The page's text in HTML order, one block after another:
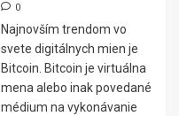
0
Najnovším trendom vo
svete digitálnych mien je
Bitcoin. Bitcoin je virtuálna
mena alebo inak povedané
médium na vykonávanie